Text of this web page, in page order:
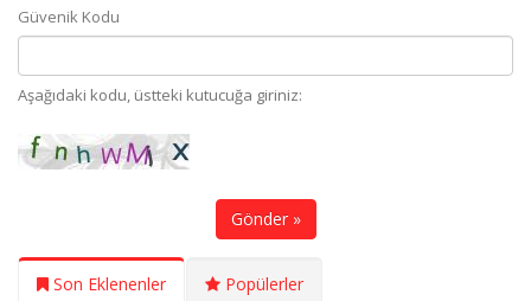
Güvenik Kodu
Aşağıdaki kodu, üstteki kutucuğa giriniz:
Gönder »
Son Eklenenler Popülerler